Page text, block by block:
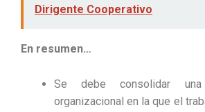
Dirigente Cooperativo
En resumen…
Se debe consolidar
organizacional en la que el